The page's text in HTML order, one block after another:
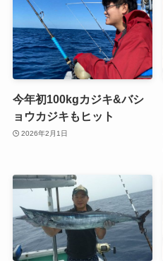
今年初100kgカジキ&バシ
ョウカジキもヒット
2026年2月1日